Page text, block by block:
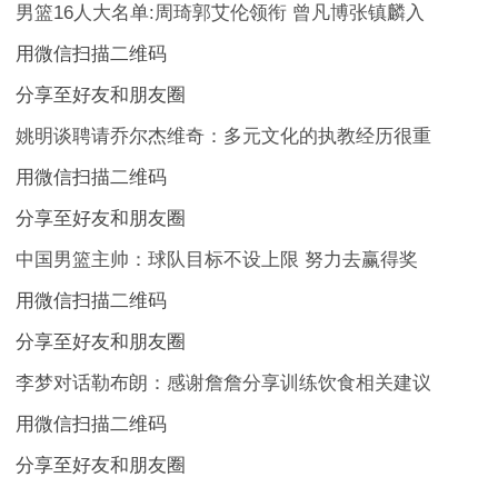
男篮16人大名单:周琦郭艾伦领衔 曾凡博张镇麟入
用微信扫描二维码
分享至好友和朋友圈
姚明谈聘请乔尔杰维奇：多元文化的执教经历很重
用微信扫描二维码
分享至好友和朋友圈
中国男篮主帅：球队目标不设上限 努力去赢得奖
用微信扫描二维码
分享至好友和朋友圈
李梦对话勒布朗：感谢詹詹分享训练饮食相关建议
用微信扫描二维码
分享至好友和朋友圈